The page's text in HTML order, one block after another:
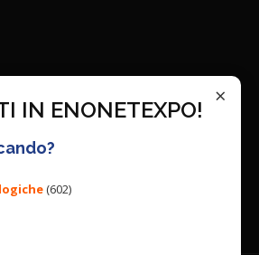
×
IN ENONETEXPO!
(602)